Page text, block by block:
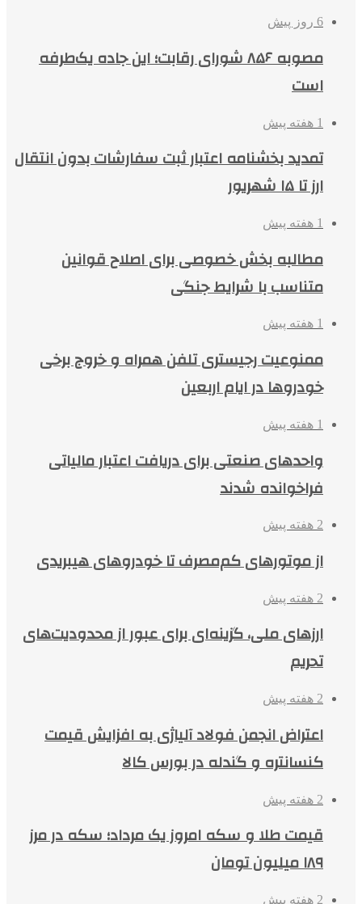
6 روز پیش
مصوبه ۸۵۶ شورای رقابت؛ این جاده یک‌طرفه
است
1 هفته پیش
تمدید بخشنامه اعتبار ثبت سفارشات بدون انتقال
ارز تا ۱۵ شهریور
1 هفته پیش
مطالبه بخش خصوصی برای اصلاح قوانین
متناسب با شرایط جنگی
1 هفته پیش
ممنوعیت رجیستری تلفن همراه و خروج برخی
خودروها در ایام اربعین
1 هفته پیش
واحدهای صنعتی برای دریافت اعتبار مالیاتی
فراخوانده شدند
2 هفته پیش
از موتورهای کم‌مصرف تا خودروهای هیبریدی
2 هفته پیش
ارزهای ملی، گزینه‌ای برای عبور از محدودیت‌های
تحریم
2 هفته پیش
اعتراض انجمن فولاد آلیاژی به افزایش قیمت
کنسانتره و گندله در بورس کالا
2 هفته پیش
قیمت طلا و سکه امروز یک مرداد؛ سکه در مرز
۱۸۹ میلیون تومان
2 هفته پیش